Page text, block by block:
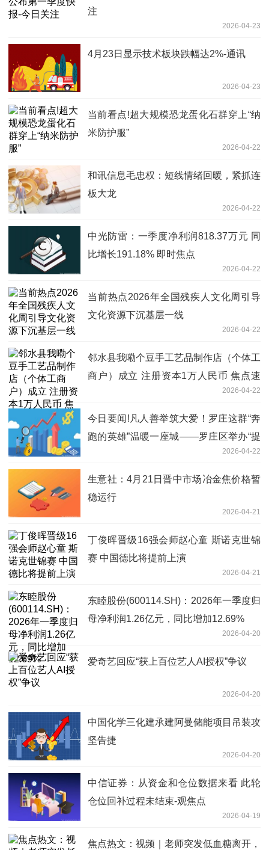
注
2026-04-23
4月23日显示技术板块跌幅达2%-通讯
2026-04-23
当前看点!超大规模恐龙蛋化石群穿上“纳
米防护服”
2026-04-22
和讯信息毛忠权：短线情绪回暖，紧抓连
板大龙
2026-04-22
中光防雷：一季度净利润818.37万元 同
比增长191.18% 即时焦点
2026-04-22
当前热点2026年全国残疾人文化周引导
文化资源下沉基层一线
2026-04-22
邻水县我嘞个豆手工艺品制作店（个体工
商户）成立 注册资本1万人民币 焦点速
2026-04-22
今日要闻!凡人善举筑大爱！罗庄这群“奔
跑的英雄”温暖一座城——罗庄区举办“提
升应急能力 赋能身边群众”文明实践活动
2026-04-22
生意社：4月21日晋中市场冶金焦价格暂
稳运行
2026-04-21
丁俊晖晋级16强会师赵心童 斯诺克世锦
赛 中国德比将提前上演
2026-04-21
东睦股份(600114.SH)：2026年一季度归
母净利润1.26亿元，同比增加12.69%
2026-04-20
爱奇艺回应“获上百位艺人AI授权”争议
2026-04-20
中国化学三化建承建阿曼储能项目吊装攻
坚告捷
2026-04-20
中信证券：从资金和仓位数据来看 此轮
仓位回补过程未结束-观焦点
2026-04-19
焦点热文：视频｜老师突发低血糖离开，